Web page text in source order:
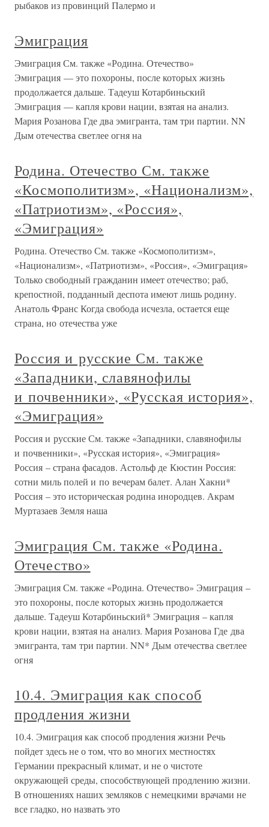
рыбаков из провинций Палермо и
Эмиграция
Эмиграция См. также «Родина. Отечество»
Эмиграция — это похороны, после которых жизнь
продолжается дальше. Тадеуш Котарбиньский
Эмиграция — капля крови нации, взятая на анализ.
Мария Розанова Где два эмигранта, там три партии. NN
Дым отечества светлее огня на
Родина. Отечество См. также
«Космополитизм», «Национализм»,
«Патриотизм», «Россия»,
«Эмиграция»
Родина. Отечество См. также «Космополитизм»,
«Национализм», «Патриотизм», «Россия», «Эмиграция»
Только свободный гражданин имеет отечество; раб,
крепостной, подданный деспота имеют лишь родину.
Анатоль Франс Когда свобода исчезла, остается еще
страна, но отечества уже
Россия и русские См. также
«Западники, славянофилы
и почвенники», «Русская история»,
«Эмиграция»
Россия и русские См. также «Западники, славянофилы
и почвенники», «Русская история», «Эмиграция»
Россия – страна фасадов. Астольф де Кюстин Россия:
сотни миль полей и по вечерам балет. Алан Хакни*
Россия – это историческая родина инородцев. Акрам
Муртазаев Земля наша
Эмиграция См. также «Родина.
Отечество»
Эмиграция См. также «Родина. Отечество» Эмиграция –
это похороны, после которых жизнь продолжается
дальше. Тадеуш Котарбиньский* Эмиграция – капля
крови нации, взятая на анализ. Мария Розанова Где два
эмигранта, там три партии. NN* Дым отечества светлее
огня
10.4. Эмиграция как способ
продления жизни
10.4. Эмиграция как способ продления жизни Речь
пойдет здесь не о том, что во многих местностях
Германии прекрасный климат, и не о чистоте
окружающей среды, способствующей продлению жизни.
В отношениях наших земляков с немецкими врачами не
все гладко, но назвать это